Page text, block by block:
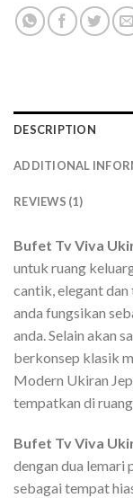
DESCRIPTION
ADDITIONAL
REVIEWS (1)
Bufet Tv Viva
untuk ruang
cantik, elegant dan
anda fungsikan
anda. Selain akan
berkonsep klasik
Modern Ukiran
tempatkan di
Bufet Tv Viva
dengan dua lemari
sebagai tempat